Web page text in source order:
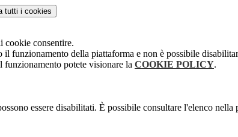
tutti i cookies
cookie consentire.
il funzionamento della piattaforma e non è possibile
funzionamento potete visionare la COOKIE POLICY.
essere disabilitati. È possibile consultare l'elenco